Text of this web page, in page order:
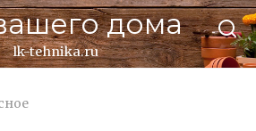
дома
lk-tehnika.ru